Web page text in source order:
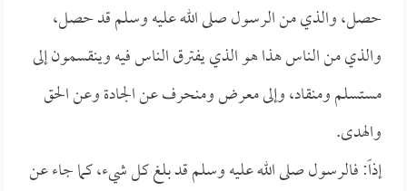
حصل، والذي من الرسول صلى الله عليه وسلم قد حصل،
والذي من الناس هذا هو الذي يفترق الناس فيه وينقسمون إلى
مستسلم ومنقاد، وإلى معرض ومنحرف عن الجادة وعن الحق
والهدى.
إذاً: فالرسول صلى الله عليه وسلم قد بلغ كل شيء، كما جاء عن